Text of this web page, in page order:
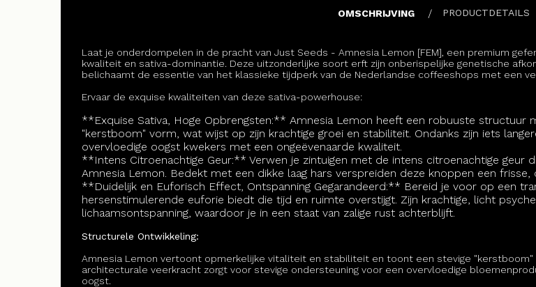
OMSCHRIJVING PRODUCTDETAILS
Laat je onderdompelen in de pracht van Just Seeds - Amnesia Lemon [FEM], een premium
kwaliteit en sativa-dominantie. Deze uitzonderlijke soort erft zijn onberispelijke genetische
belichaamt de essentie van het klassieke tijdperk van de Nederlandse coffeeshops met een
Ervaar de exquise kwaliteiten van deze sativa-powerhouse:
**Exquise Sativa, Hoge Opbrengsten:** Amnesia Lemon heeft een robuuste
"kerstboom" vorm, wat wijst op zijn krachtige groei en stabiliteit. Ondanks zijn iets
overvloedige oogst kwekers met een ongeëvenaarde kwaliteit.
**Intens Citroenachtige Geur:** Verwen je zintuigen met de intens citroenachtige geur
Amnesia Lemon. Bedekt met een dikke laag hars verspreiden deze knoppen een
**Duidelijk en Euforisch Effect, Ontspanning Gegarandeerd:** Bereid je voor op een
hersenstimulerende euforie biedt die tijd en ruimte overstijgt. Zijn krachtige, licht
lichaamsontspanning, waardoor je in een staat van zalige rust achterblijft.
Structurele Ontwikkeling:
Amnesia Lemon vertoont opmerkelijke vitaliteit en stabiliteit en toont een stevige
architecturale veerkracht zorgt voor stevige ondersteuning voor een overvloedige
oogst.